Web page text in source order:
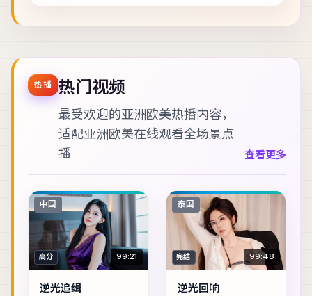
热播 热门视频
最受欢迎的亚洲欧美热播内容，
适配亚洲欧美在线观看全场景点
播
查看更多
中国
高分 99:21
逆光追缉
泰国
完结 99:48
逆光回响